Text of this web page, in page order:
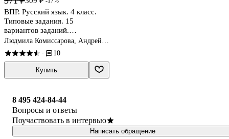
ВПР. Русский язык. 4 класс.
Типовые задания. 15
вариантов заданий.
Подробные критерии
оценивания. Ответы
Людмила Комиссарова, Андрей
Кузнецов
· 10
Купить
8 495 424-84-44
Вопросы и ответы
Поучаствовать в интервью
Написать обращение